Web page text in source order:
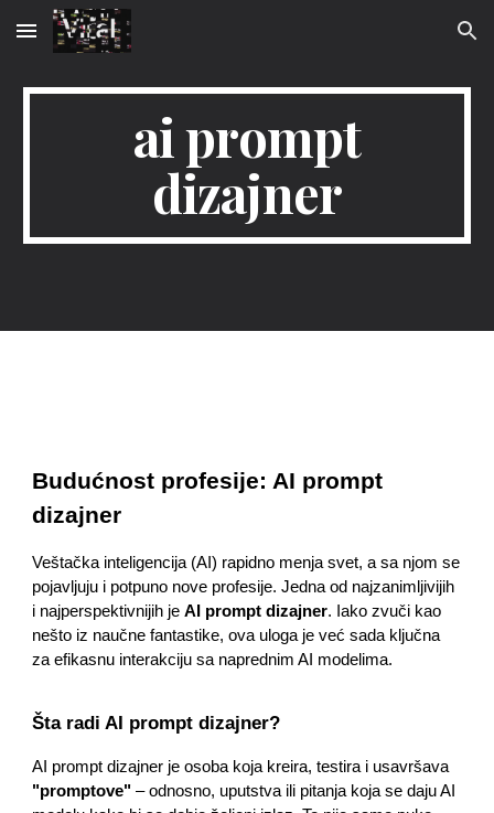
Skip to main content Skip to navigation
ai prompt
dizajner
Budućnost profesije: AI prompt
dizajner
Veštačka inteligencija (AI) rapidno menja svet, a sa njom se
pojavljuju i potpuno nove profesije. Jedna od najzanimljivijih
i najperspektivnijih jeAI prompt dizajner. Iako zvuči kao
nešto iz naučne fantastike, ova uloga je već sada ključna
za efikasnu interakciju sa naprednim AI modelima.
Šta radi AI prompt dizajner?
AI prompt dizajner je osoba koja kreira, testira i usavršava
"promptove" – odnosno, uputstva ili pitanja koja se daju AI